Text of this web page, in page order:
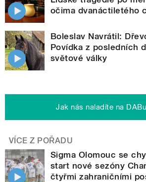
očima dvanáctiletého
Boleslav Navrátil:
Povídka z posledních
světové války
Jak nás naladíte na DABu
VÍCE Z POŘADU
Sigma Olomouc se
start nové sezóny
čtyřmi zahraničními